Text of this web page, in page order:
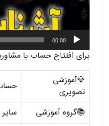
00:00
برای افتتاح حساب با
💎آموزشی
تصویری
📚گروه آموزشی